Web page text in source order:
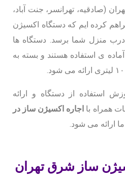
(صادقیه، تهرانسر، جنت آباد،
کرده ایم که دستگاه اکسیژن
منزل شما برسد. دستگاه ها
ی استفاده هستند و بسته به
استفاده از دستگاه و ارائه
همراه با اجاره اکسیژن ساز در
ارائه می شود.
ساز شرق تهران